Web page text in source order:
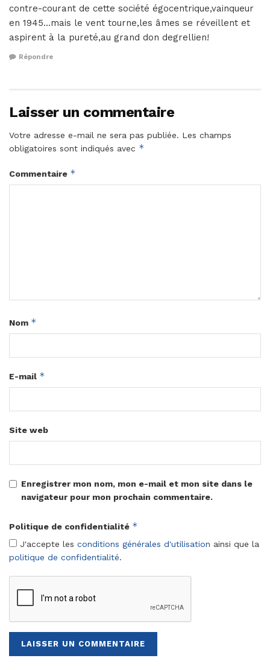
contre-courant de cette société égocentrique,vainqueur
en 1945…mais le vent tourne,les âmes se réveillent et
aspirent à la pureté,au grand don degrellien!
Répondre
Laisser un commentaire
Votre adresse e-mail ne sera pas publiée. Les champs
obligatoires sont indiqués avec *
Commentaire *
Nom *
E-mail *
Site web
Enregistrer mon nom, mon e-mail et mon site dans le
navigateur pour mon prochain commentaire.
Politique de confidentialité *
J'accepte les conditions générales d'utilisation ainsi que la
politique de confidentialité.